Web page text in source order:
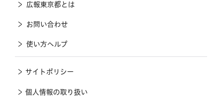
広報東京都とは
お問い合わせ
使い方ヘルプ
サイトポリシー
個人情報の取り扱い